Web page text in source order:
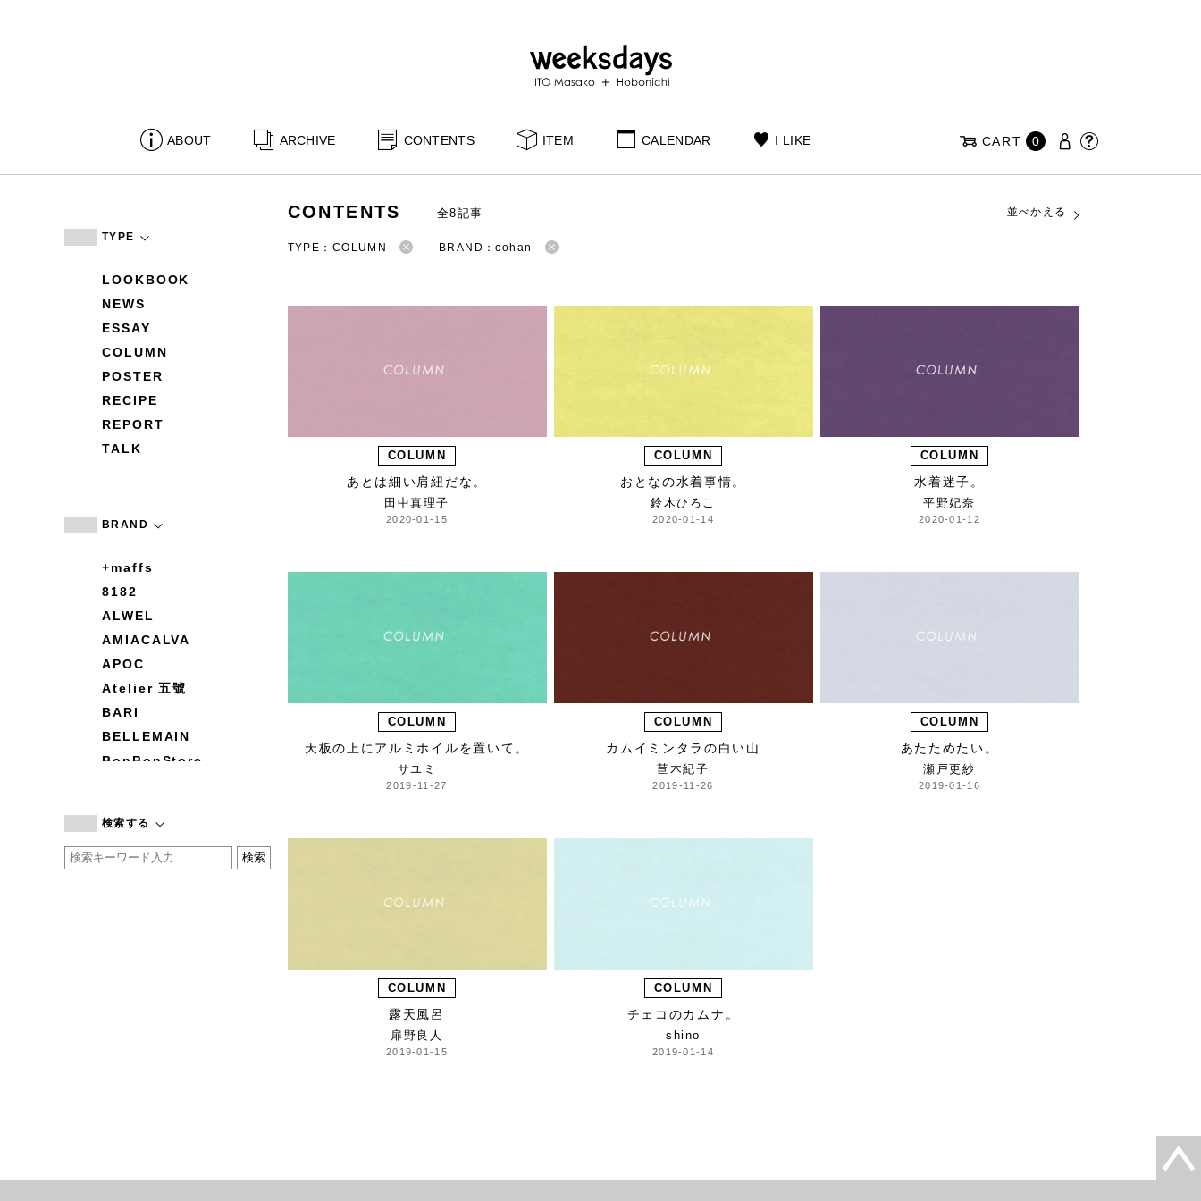
ABOUT ARCHIVE CONTENTS ITEM CALENDAR I LIKE CART 0
TYPE
LOOKBOOK
NEWS
ESSAY
COLUMN
POSTER
RECIPE
REPORT
TALK
BRAND
+maffs
8182
ALWEL
AMIACALVA
APOC
Atelier 五號
BARI
BELLEMAIN
BonBonStore
by basics
CATWORTH
検索する
CONTENTS 全8記事 並べかえる
TYPE：COLUMN BRAND：cohan
COLUMN
あとは細い肩紐だな。
田中真理子
2020-01-15
COLUMN
おとなの水着事情。
鈴木ひろこ
2020-01-14
COLUMN
水着迷子。
平野妃奈
2020-01-12
COLUMN
天板の上にアルミホイルを置いて。
サユミ
2019-11-27
COLUMN
カムイミンタラの白い山
苣木紀子
2019-11-26
COLUMN
あたためたい。
瀬戸更紗
2019-01-16
COLUMN
露天風呂
扉野良人
2019-01-15
COLUMN
チェコのカムナ。
shino
2019-01-14